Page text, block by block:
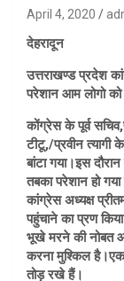
April 4, 2020
देहरादून
उत्तराखण्ड प्रदेश
परेशान आम लोगो
कोंग्रेस के पूर्व
टीटू,/प्रवीन
बांटा गया।इस
तबका परेशान हो
कांग्रेस अध्यक्ष
पहुंचाने का प्रण
भूखे मरने की नोबत
करना मुश्किल है।एक
तोड़ रखे हैं।